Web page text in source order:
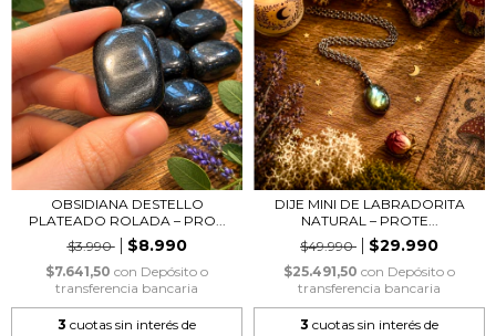
OBSIDIANA DESTELLO
PLATEADO ROLADA – PRO...
$3.990
$8.990
$7.641,50 con Depósito o
transferencia bancaria
3 cuotas sin interés de
DIJE MINI DE LABRADORITA
NATURAL – PROTE...
$49.990
$29.990
$25.491,50 con Depósito o
transferencia bancaria
3 cuotas sin interés de